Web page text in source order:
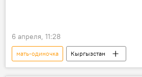
6 апреля, 11:28
мать-одиночка
Кыргызстан
строительство
городок